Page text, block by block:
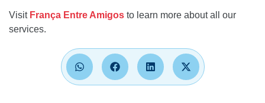
Visit França Entre Amigos to learn more about all our
services.